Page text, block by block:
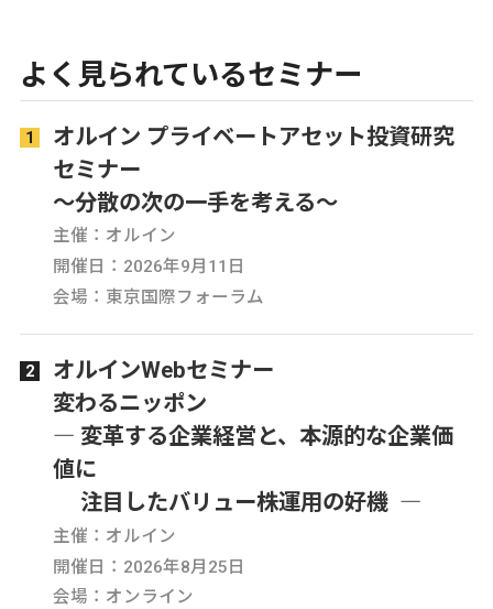
よく見られているセミナー
オルイン プライベートアセット投資研究
セミナー
～分散の次の一手を考える～
主催：オルイン
開催日：2026年9月11日
会場：東京国際フォーラム
オルインWebセミナー
変わるニッポン
― 変革する企業経営と、本源的な企業価
値に
注目したバリュー株運用の好機 ―
主催：オルイン
開催日：2026年8月25日
会場：オンライン